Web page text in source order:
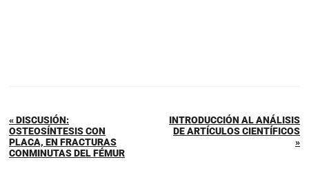
« DISCUSIÓN:
OSTEOSÍNTESIS CON
PLACA, EN FRACTURAS
CONMINUTAS DEL FÉMUR
INTRODUCCIÓN AL ANÁLISIS
DE ARTÍCULOS CIENTÍFICOS
»